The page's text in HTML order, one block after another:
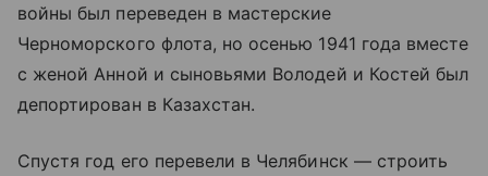
войны был переведен в мастерские
Черноморского флота, но осенью 1941 года вместе
с женой Анной и сыновьями Володей и Костей был
депортирован в Казахстан.
Спустя год его перевели в Челябинск — строить